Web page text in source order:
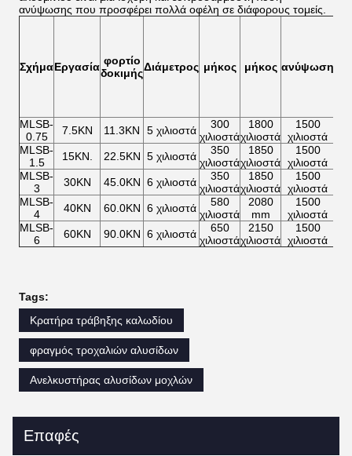
ανύψωσης που προσφέρει πολλά οφέλη σε διάφορους τομείς.
ΣχήμαΕργασία φορτίο
δοκιμήςΔιάμετρος μήκος μήκος ανύψωση
MLSB-
0.75
7.5KN 11.3KN 5 χιλιοστά
300
χιλιοστά
1800
χιλιοστά
1500
χιλιοστά
MLSB-
1.5
15KN. 22.5KN 5 χιλιοστά
350
χιλιοστά
1850
χιλιοστά
1500
χιλιοστά
MLSB-
3
30KN 45.0KN 6 χιλιοστά
350
χιλιοστά
1850
χιλιοστά
1500
χιλιοστά
MLSB-
4
40KN 60.0KN 6 χιλιοστά
580
χιλιοστά
2080
mm
1500
χιλιοστά
MLSB-
6
60KN 90.0KN 6 χιλιοστά
650
χιλιοστά
2150
χιλιοστά
1500
χιλιοστά
Tags:
Κρατήρα τράβηξης καλωδίου
φραγμός τροχαλιών αλυσίδων
Ανελκυστήρας αλυσίδων μοχλών
Επαφές